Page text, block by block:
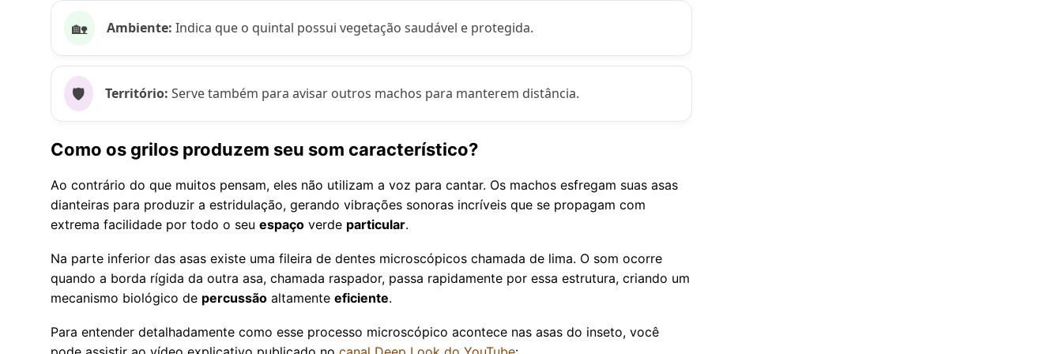
🏡 Ambiente: Indica que o quintal possui vegetação saudável e protegida.
🛡️ Território: Serve também para avisar outros machos para manterem distância.
Como os grilos produzem seu som característico?
Ao contrário do que muitos pensam, eles não utilizam a voz para cantar. Os machos esfregam suas asas
dianteiras para produzir a estridulação, gerando vibrações sonoras incríveis que se propagam com
extrema facilidade por todo o seu espaço verde particular.
Na parte inferior das asas existe uma fileira de dentes microscópicos chamada de lima. O som ocorre
quando a borda rígida da outra asa, chamada raspador, passa rapidamente por essa estrutura, criando um
mecanismo biológico de percussão altamente eficiente.
Para entender detalhadamente como esse processo microscópico acontece nas asas do inseto, você